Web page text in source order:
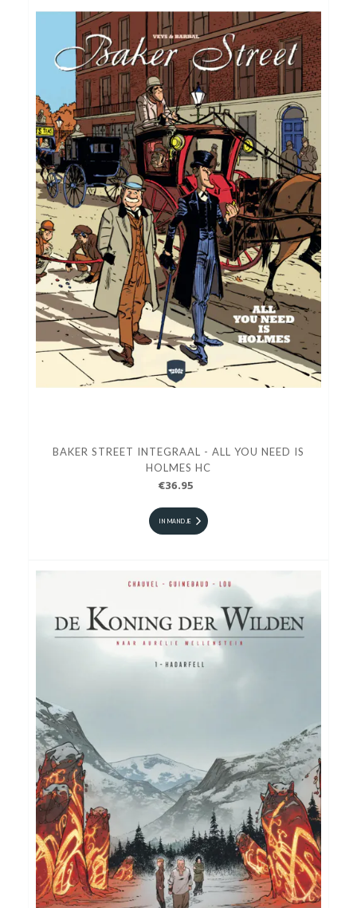
BAKER STREET INTEGRAAL - ALL YOU NEED IS
HOLMES HC
€36.95
IN MANDJE